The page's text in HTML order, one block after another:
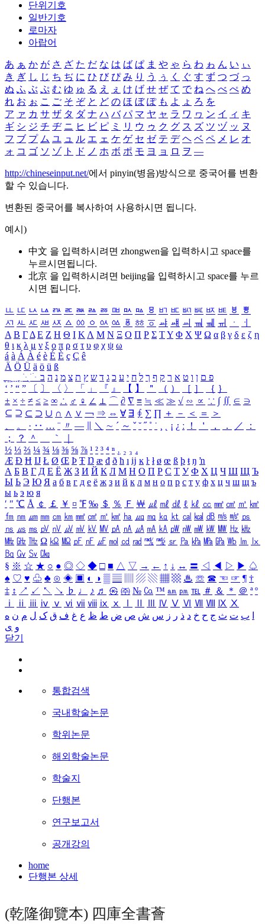
단위기호
일반기호
로마자
아랍어
あ ぁ か が さ ざ た だ な は ば ぱ ま や ゃ ら わ ゎ ん い ぃ
き ぎ し じ ち ぢ に ひ び ぴ み り う ぅ く ぐ す ず つ づ っ
ぬ ふ ぶ ぷ む ゆ ゅ る え ぇ け げ せ ぜ て で ね へ べ ぺ め
れ お ぉ こ ご そ ぞ と ど の ほ ぼ ぽ も よ ょ ろ を
ア ァ カ サ ザ タ ダ ナ ハ バ パ マ ヤ ャ ラ ワ ヮ ン イ ィ キ
ギ シ ジ チ ヂ ニ ヒ ビ ピ ミ リ ウ ゥ ク グ ス ズ ツ ヅ ッ ヌ
フ ブ プ ム ユ ュ ル エ ェ ケ ゲ セ ゼ テ デ ヘ ベ ペ メ レ オ
ォ コ ゴ ソ ゾ ト ド ノ ホ ボ ポ モ ヨ ョ ロ ヲ ―
http://chineseinput.net/에서 pinyin(병음)방식으로 중국어를 변환
할 수 있습니다.
변환된 중국어를 복사하여 사용하시면 됩니다.
예시)
中文 을 입력하시려면 zhongwen을 입력하시고 space를
누르시면됩니다.
北京 을 입력하시려면 beijing을 입력하시고 space를 누르
시면 됩니다.
ㅥ ㅦ ㅧ ㅨ ㅩ ㅪ ㅫ ㅬ ㅭ ㅮ ㅯ ㅰ ㅱ ㅲ ㅳ ㅴ ㅵ ㅶ ㅷ ㅸ
ㅹ
ㅺ ㅻ ㅼ ㅽ ㅾ ㅿ ㆀ ㆁ ㆂ ㆃ ㆄ ㆅ ㆆ ㆇ ㆈ ㆉ ㆊ ㆋ ㆌ ㆍ
ㆎ
Α Β ΓΔ Ε Ζ Η Θ Ι ΚΛ Μ Ν Ξ Ο Π Ρ Σ ΤΥ Φ Χ Ψ Ω α β γ δ ε ζ η
θ ι κ λ μ ν ξ ο π ρ σ τ υ φ χ ψ ω
á à Á À é è É È ç Ç ê
Ä Ö Ü ä ö ü ß
ִֶֹ ֻּ ׁׂ פ ם ן ו ט א ר ק ף ך ל ח י ע כ ג ד ש ץ ת צ מ נ ה ב
‘ ’ “ ” 〔 〕 〈 〉 「 」 『 』 【 】 ＂ （ ） ［ ］ ｛ ｝
± × ÷ ≠ ≤ ≥ ∞ ∴ ♂ ♀ ∠ ⊥ ⌒ ∂ ∇ ≡ ≒ ≪ ≫ √ ∽ ∝ ∵ ∫ ∬ ∈ ∋
⊆ ⊇ ⊂ ⊃ ∪ ∩ ∧ ∨ ￢ ⇒ ⇔ ∀ ∃ ∮ ∑ ∏ ＋ － ＜ ＝
＞
、
。 · ‥ … ¨ 〃 ― ＼ ∼ ´ ～ ˇ ˘ ˝ ˚ ˙ ¸ ¡ ¿ ː ！ ＇ ， ． ／
：
；
？ ＾ ｀
½ ⅓ ⅔ ¼ ¾ ⅛ ⅜ ⅝ ⅞ ¹ ² ³ ⁴ ⁿ ₁ ₂ ₃ ₄
Æ Ð Ħ Ĳ Ł Ø Œ Þ Ŧ Ŋ æ đ ð ħ ı ĳ ĸ ŀ ł ø œ ß þ ŧ ŋ ŉ
А Б В Г Д Е Ё Ж З И Й К Л М Н О П Р С Т У Ф Х Ц Ч Ш Щ Ъ
Ы Ь Э Ю Я а б в г д е ё ж з и й к л м н о п р с т у ф х ц ч ш щ ъ
ы ь э ю я
′ ″ ℃ Å ￠ ￡ ￥ ¤ ℉ ‰ ＄ ％ Ｆ ￦ ㎕ ㎖ ㎗ ℓ ㎘ ㏄ ㎣ ㎤ ㎥ ㎦
㎙ ㎚ ㎛ ㎜ ㎝ ㎞ ㎟ ㎠ ㎡ ㎢ ㏊ ㎍ ㎎ ㎏ ㏏ ㎈ ㎉ ㏈ ㎧ ㎨ ㎰
㎱ ㎲ ㎳ ㎴ ㎵ ㎶ ㎷ ㎸ ㎹ ㎀ ㎁ ㎂ ㎃ ㎄ ㎺ ㎻ ㎽ ㎾ ㎿ ㎐ ㎑
㎒ ㎓ ㎔ Ω ㏀ ㏁ ㎊ ㎋ ㎌ ㏖ ㏅ ㎭ ㎮ ㎯ ㏛ ㎩ ㎪ ㎫ ㎬ ㏝ ㏐
㏓
㏃ ㏉ ㏜ ㏆
§ ※ ☆ ★ ○ ● ◎ ◇ ◆ □ ■ △ ▽ → ← ↑ ↓ ↔ 〓 ◁ ◀ ▷ ▶ ♤
♠ ♡ ♥ ♧ ♣ ⊙ ◈ ▣ ◐ ◑ ▒ ▤ ▨ ▧ ▦ ▩ ♨ ☏ ☎ ☜ ☞ ¶ †
‡ ↕ ↗ ↙ ↖ ↘ ♭ ♩ ♪ ♬ ㉿ ㈜ № ㏇ ™ ㏂ ㏘ ℡ ＃ ＆ ＊ ＠ ª º
ⅰ
ⅱ ⅲ ⅳ ⅴ ⅵ ⅶ ⅷ ⅸ ⅹ Ⅳ Ⅴ Ⅵ Ⅶ Ⅷ Ⅸ Ⅹ
ب ت ث ج ح خ د ذ ر ز س ش ص ض ط ظ ع غ ف ق ک ل م ن ه
و ی
닫기
통합검색
국내학술논문
학위논문
해외학술논문
학술지
단행본
연구보고서
공개강의
home
단행본 상세
(乾隆御覽本) 四庫全書薈